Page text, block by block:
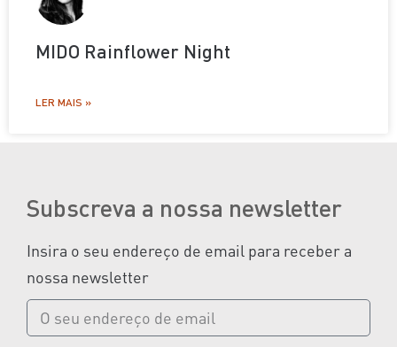
MIDO Rainflower Night
LER MAIS »
Subscreva a nossa newsletter
Insira o seu endereço de email para receber a
nossa newsletter